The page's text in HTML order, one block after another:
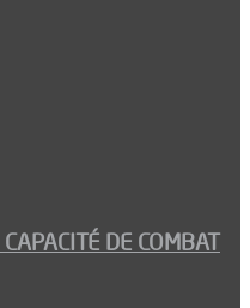
DE COMBAT